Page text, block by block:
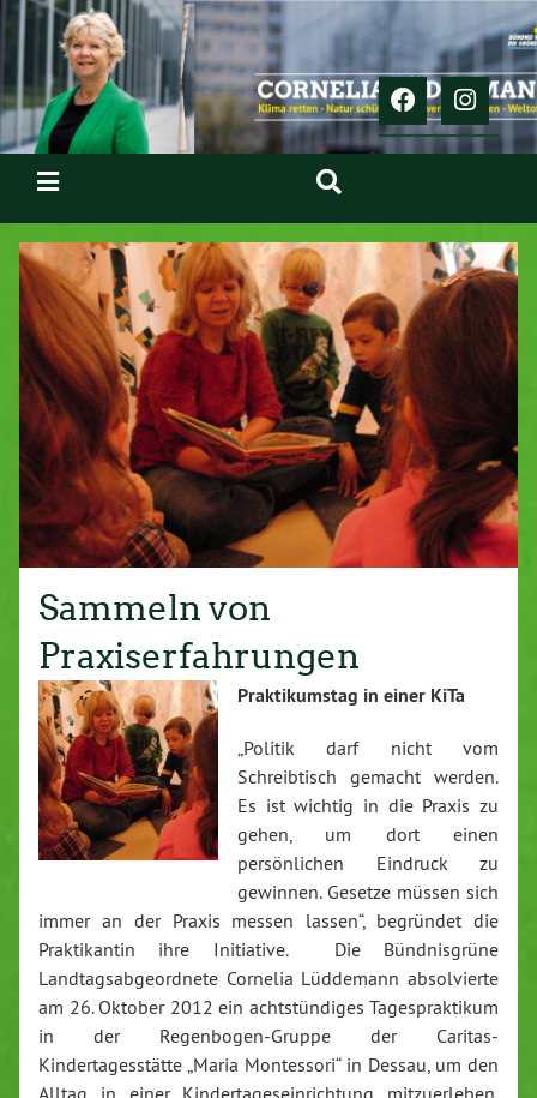
Sammeln von
Praxiserfahrungen
Praktikumstag in einer KiTa
„Politik darf nicht vom
Schreibtisch gemacht werden.
Es ist wichtig in die Praxis zu
gehen, um dort einen
persönlichen Eindruck zu
gewinnen. Gesetze müssen sich
immer an der Praxis messen lassen“, begründet die
Praktikantin ihre Initiative. Die Bündnisgrüne
Landtagsabgeordnete Cornelia Lüddemann absolvierte
am 26. Oktober 2012 ein achtstündiges Tagespraktikum
in der Regenbogen-Gruppe der Caritas-
Kindertagesstätte „Maria Montessori“ in Dessau, um den